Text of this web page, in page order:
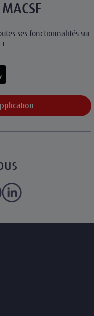
ses fonctionnalités sur
!